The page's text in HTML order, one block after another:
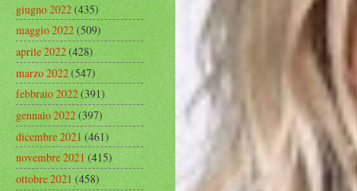
giugno 2022(435)
maggio 2022(509)
aprile 2022(428)
marzo 2022(547)
febbraio 2022(391)
gennaio 2022(397)
dicembre 2021(461)
novembre 2021(415)
ottobre 2021(458)